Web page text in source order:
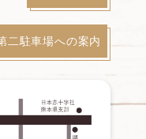
二駐車場への案内